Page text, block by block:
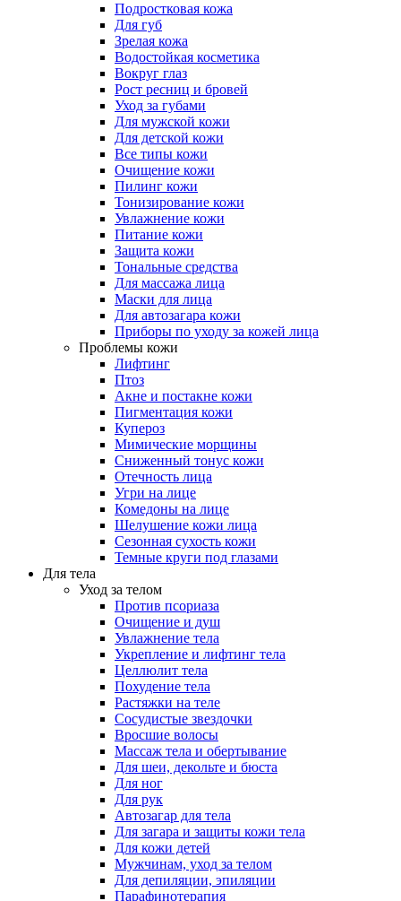
Подростковая кожа
Для губ
Зрелая кожа
Водостойкая косметика
Вокруг глаз
Рост ресниц и бровей
Уход за губами
Для мужской кожи
Для детской кожи
Все типы кожи
Очищение кожи
Пилинг кожи
Тонизирование кожи
Увлажнение кожи
Питание кожи
Защита кожи
Тональные средства
Для массажа лица
Маски для лица
Для автозагара кожи
Приборы по уходу за кожей лица
Проблемы кожи
Лифтинг
Птоз
Акне и постакне кожи
Пигментация кожи
Купероз
Мимические морщины
Сниженный тонус кожи
Отечность лица
Угри на лице
Комедоны на лице
Шелушение кожи лица
Сезонная сухость кожи
Темные круги под глазами
Для тела
Уход за телом
Против псориаза
Очищение и душ
Увлажнение тела
Укрепление и лифтинг тела
Целлюлит тела
Похудение тела
Растяжки на теле
Сосудистые звездочки
Вросшие волосы
Массаж тела и обертывание
Для шеи, декольте и бюста
Для ног
Для рук
Автозагар для тела
Для загара и защиты кожи тела
Для кожи детей
Мужчинам, уход за телом
Для депиляции, эпиляции
Парафинотерапия